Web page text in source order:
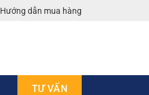
Hướng dẫn mua hàng
TƯ VẤN